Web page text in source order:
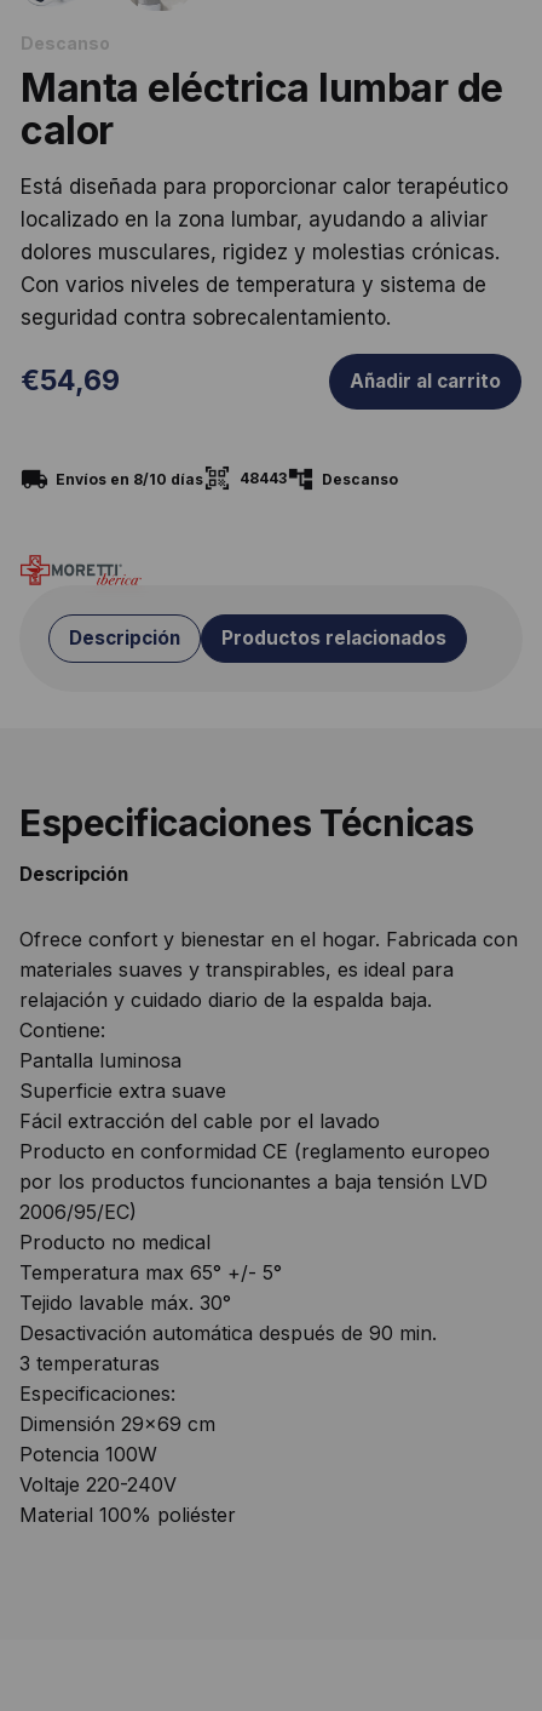
Descanso
Manta eléctrica lumbar de
calor
Está diseñada para proporcionar calor terapéutico
localizado en la zona lumbar, ayudando a aliviar
dolores musculares, rigidez y molestias crónicas.
Con varios niveles de temperatura y sistema de
seguridad contra sobrecalentamiento.
€54,69 Añadir al carrito
Envíos en 8/10 días 48443 Descanso
Descripción Productos relacionados
Especificaciones Técnicas
Descripción
Ofrece confort y bienestar en el hogar. Fabricada con
materiales suaves y transpirables, es ideal para
relajación y cuidado diario de la espalda baja.
Contiene:
Pantalla luminosa
Superficie extra suave
Fácil extracción del cable por el lavado
Producto en conformidad CE (reglamento europeo
por los productos funcionantes a baja tensión LVD
2006/95/EC)
Producto no medical
Temperatura max 65° +/- 5°
Tejido lavable máx. 30°
Desactivación automática después de 90 min.
3 temperaturas
Especificaciones:
Dimensión 29×69 cm
Potencia 100W
Voltaje 220-240V
Material 100% poliéster